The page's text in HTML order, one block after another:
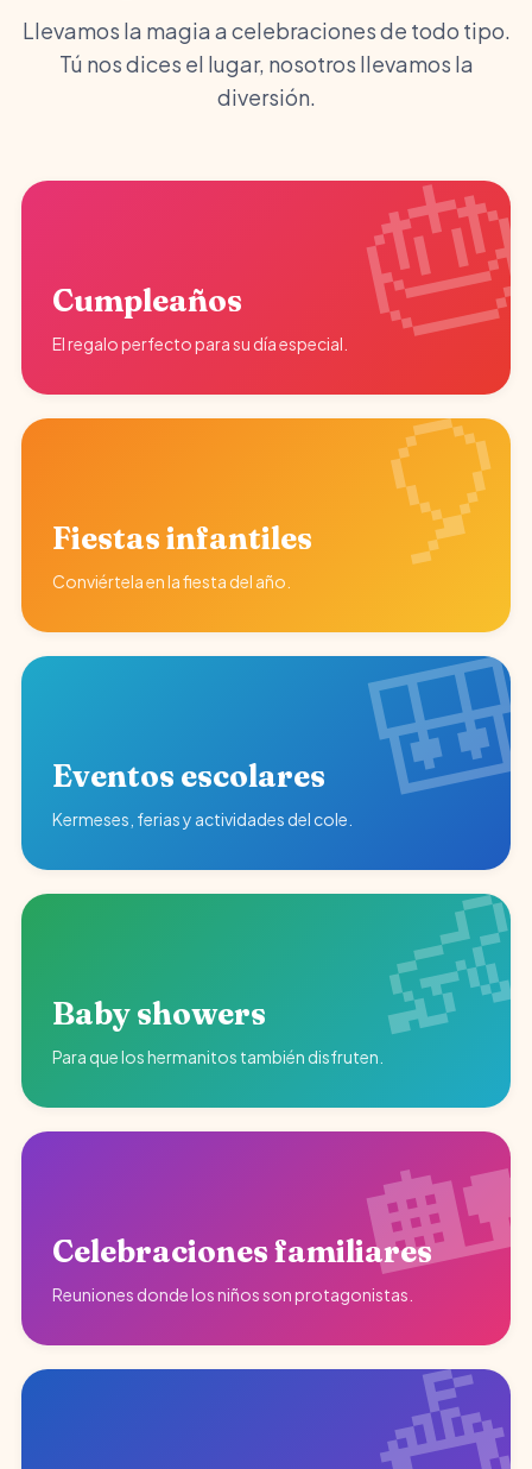
Llevamos la magia a celebraciones de todo tipo.
Tú nos dices el lugar, nosotros llevamos la
diversión.
Cumpleaños
El regalo perfecto para su día especial.
Fiestas infantiles
Conviértela en la fiesta del año.
Eventos escolares
Kermeses, ferias y actividades del cole.
Baby showers
Para que los hermanitos también disfruten.
Celebraciones familiares
Reuniones donde los niños son protagonistas.